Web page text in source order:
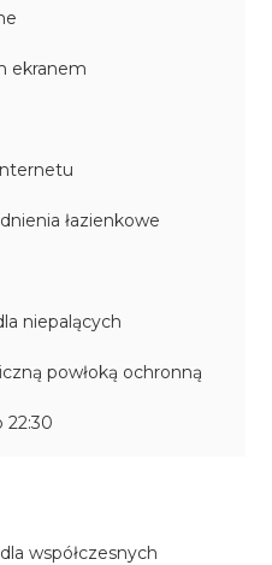
ekranem
łazienkowe
niepalących
powłoką ochronną
22:30
współczesnych